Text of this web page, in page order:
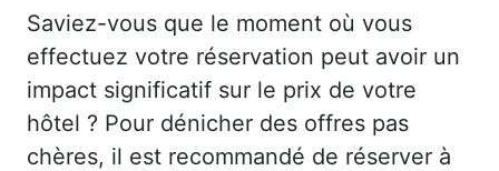
Saviez-vous que le moment où vous
effectuez votre réservation peut avoir un
impact significatif sur le prix de votre
hôtel ? Pour dénicher des offres pas
chères, il est recommandé de réserver à